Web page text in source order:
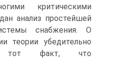
критическими
анализ простейшей
снабжения. О
теории убедительно
тот факт, что